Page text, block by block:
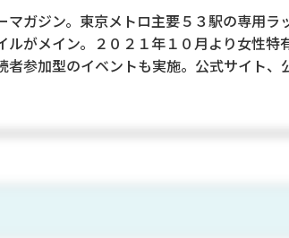
ガジン。東京メトロ主要５３駅の専用
がメイン。２０２１年１０月より女性
参加型のイベントも実施。公式サイト、